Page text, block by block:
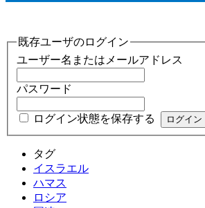
既存ユーザのログイン
ユーザー名またはメールアドレス
パスワード
ログイン状態を保存する
タグ
イスラエル
ハマス
ロシア